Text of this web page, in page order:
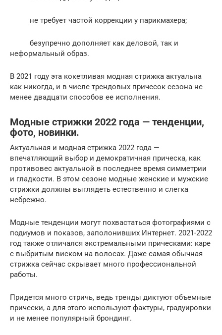
не требует частой коррекции у парикмахера;
безупречно дополняет как деловой, так и
неформальный образ.
В 2021 году эта кокетливая модная стрижка актуальна
как никогда, и в числе трендовых причесок сезона не
менее двадцати способов ее исполнения.
Модные стрижки 2022 года — тенденции,
фото, новинки.
Актуальная и модная стрижка 2022 года —
впечатляющий выбор и демократичная прическа, как
противовес актуальной в последнее время симметрии
и гладкости. В этом сезоне модные женские и мужские
стрижки должны выглядеть естественно и слегка
небрежно.
Модные тенденции могут похвастаться фотографиями с
подиумов и показов, заполонивших Интернет. 2021-2022
год также отличался экстремальными прическами: каре
с выбритым виском на волосах. Даже самая обычная
стрижка сейчас скрывает много профессиональной
работы.
Придется много стричь, ведь тренды диктуют объемные
прически, а для этого используют фактуры, градуировки
и не менее популярный брондинг.